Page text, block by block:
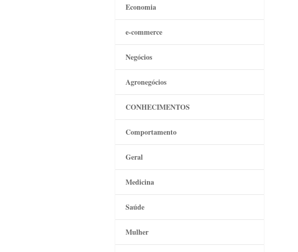
Economia
e-commerce
Negócios
Agronegócios
CONHECIMENTOS
Comportamento
Geral
Medicina
Saúde
Mulher